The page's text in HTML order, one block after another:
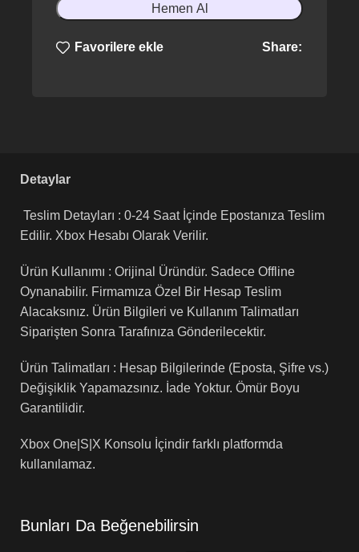
Hemen Al
Favorilere ekle Share:
Detaylar
Teslim Detayları : 0-24 Saat İçinde Epostanıza Teslim
Edilir. Xbox Hesabı Olarak Verilir.
Ürün Kullanımı : Orijinal Üründür. Sadece Offline
Oynanabilir. Firmamıza Özel Bir Hesap Teslim
Alacaksınız. Ürün Bilgileri ve Kullanım Talimatları
Siparişten Sonra Tarafınıza Gönderilecektir.
Ürün Talimatları : Hesap Bilgilerinde (Eposta, Şifre vs.)
Değişiklik Yapamazsınız. İade Yoktur. Ömür Boyu
Garantilidir.
Xbox One|S|X Konsolu İçindir farklı platformda
kullanılamaz.
Bunları Da Beğenebilirsin